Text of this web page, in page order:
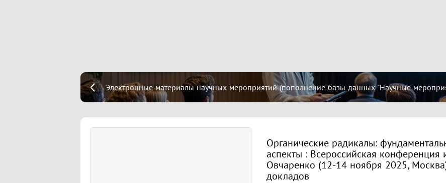
Электронные материалы научных мероприятий (пополнение базы данных "Научные
Органические радикалы:
аспекты : Всероссийская конференция
Овчаренко (12-14 ноября 2025,
докладов